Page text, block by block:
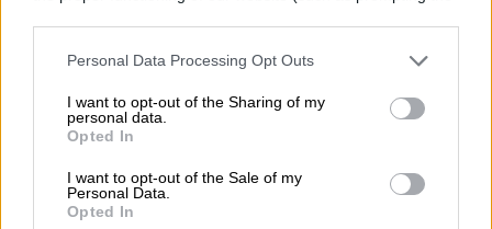
Personal Data Processing Opt Outs
I want to opt-out of the Sharing of my
personal data.
Opted In
I want to opt-out of the Sale of my
Personal Data.
Opted In
teléfono insignia se hará sobre la base de
sus predecesores, pero sustituirán el
respaldo de plástico o el opcional de cuero
por unototalmente metálico
GB de memoria RAM y 32 GB de
almacenage y el tamaño será menor, 5.3